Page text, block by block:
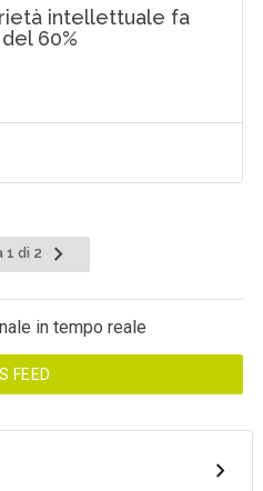
intellettuale fa
60%
1 di 2
in tempo reale
FEED